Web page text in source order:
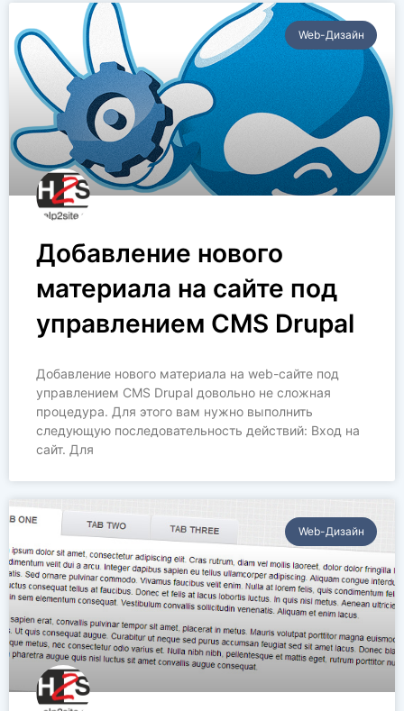
Web-Дизайн
Добавление нового
материала на сайте под
управлением CMS Drupal
Добавление нового материала на web-сайте под
управлением CMS Drupal довольно не сложная
процедура. Для этого вам нужно выполнить
следующую последовательность действий: Вход на
сайт. Для
Web-Дизайн